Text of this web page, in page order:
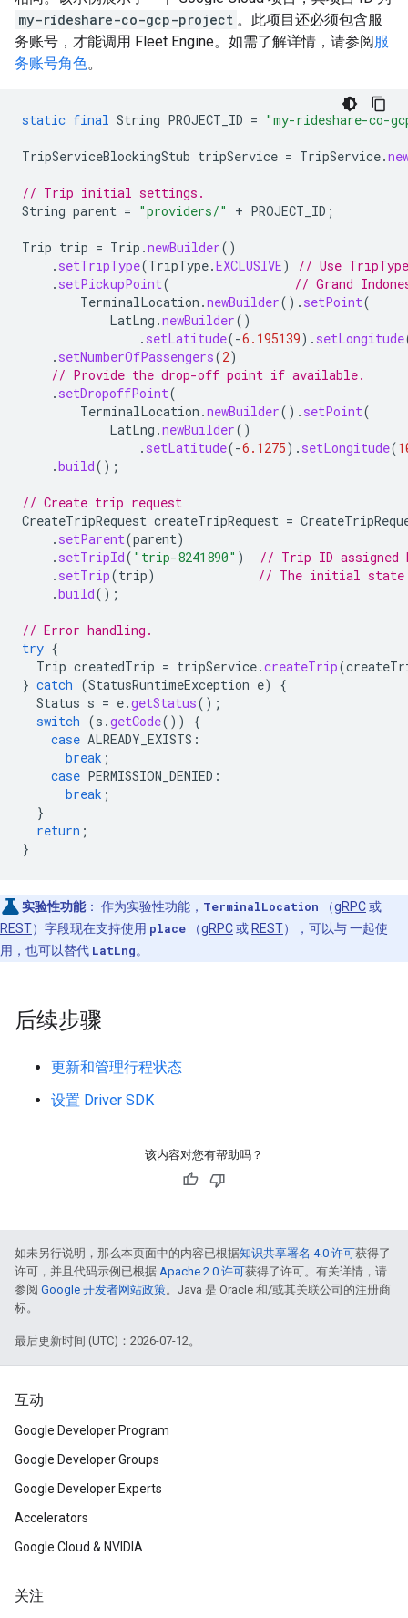
my-rideshare-co-gcp-project 。此项目还必须包含服
务账号，才能调用 Fleet Engine。如需了解详情，请参阅服
务账号角色。
static final String PROJECT_ID = "my-rideshare-co-
TripServiceBlockingStub tripService = TripService.
// Trip initial settings.
String parent = "providers/" + PROJECT_ID ;
Trip trip = Trip .newBuilder()
. setTripType(TripType.EXCLUSIVE)
// Use
. setPickupPoint(
// Grand
TerminalLocation .newBuilder(). setPoint(
LatLng .newBuilder()
. setLatitude(-6.195139). setLongitude
. setNumberOfPassengers(2)
// Provide the drop-off point if available.
. setDropoffPoint(
TerminalLocation .newBuilder(). setPoint(
LatLng .newBuilder()
. setLatitude(-6.1275). setLongitude(
.build();
// Create trip request
CreateTripRequest createTripRequest =
. setParent(parent)
. setTripId( "trip-8241890" )
// Trip ID assigned
. setTrip(trip)
// The initial state
.build();
// Error handling.
try {
Trip createdTrip = tripService.createTrip(
} catch (StatusRuntimeException e)
{
Status s = e.getStatus();
switch (s .getCode())
{
case ALREADY_EXISTS :
break ;
case PERMISSION_DENIED :
break ;
}
return ;
}
实验性功能： 作为实验性功能， TerminalLocation （gRPC或
REST）字段现在支持使用 place （gRPC或 REST），可以与 一起使
用，也可以替代 LatLng。
后续步骤
更新和管理行程状态
设置 Driver SDK
该内容对您有帮助吗？
如未另行说明，那么本页面中的内容已根据知识共享署名 4.0 许可获得了
许可，并且代码示例已根据 Apache 2.0 许可获得了许可。有关详情，请
参阅 Google 开发者网站政策。Java 是 Oracle 和/或其关联公司的注册商
标。
最后更新时间 (UTC)：2026-07-12。
互动
Google Developer Program
Google Developer Groups
Google Developer Experts
Accelerators
Google Cloud & NVIDIA
关注